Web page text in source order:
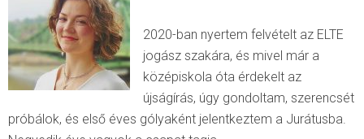
2020-ban nyertem felvételt az ELTE
jogász szakára, és mivel már a
középiskola óta érdekelt az
újságírás, úgy gondoltam, szerencsét
próbálok, és első éves gólyaként jelentkeztem a Jurátusba.